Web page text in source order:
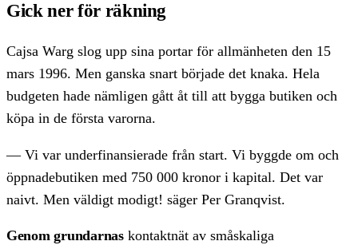
Gick ner för räkning
Cajsa Warg slog upp sina portar för allmänheten den 15
mars 1996. Men ganska snart började det knaka. Hela
budgeten hade nämligen gått åt till att bygga butiken och
köpa in de första varorna.
— Vi var underfinansierade från start. Vi byggde om och
öppnadebutiken med 750 000 kronor i kapital. Det var
naivt. Men väldigt modigt! säger Per Granqvist.
Genom grundarnaskontaktnät av småskaliga